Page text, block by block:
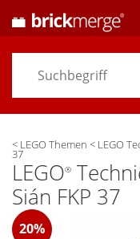
< LEGO Themen < LEGO
37
LEGO®
Sián FKP 37
20%
Preisvergleich
Themen/ Händler
Alarme& Wunschlisten
Einstellungen